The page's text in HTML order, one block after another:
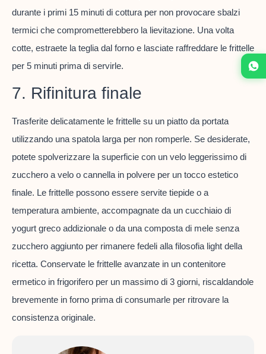
durante i primi 15 minuti di cottura per non provocare sbalzi
termici che comprometterebbero la lievitazione. Una volta
cotte, estraete la teglia dal forno e lasciate raffreddare le frittelle
per 5 minuti prima di servirle.
7. Rifinitura finale
Trasferite delicatamente le frittelle su un piatto da portata
utilizzando una spatola larga per non romperle. Se desiderate,
potete spolverizzare la superficie con un velo leggerissimo di
zucchero a velo o cannella in polvere per un tocco estetico
finale. Le frittelle possono essere servite tiepide o a
temperatura ambiente, accompagnate da un cucchiaio di
yogurt greco addizionale o da una composta di mele senza
zucchero aggiunto per rimanere fedeli alla filosofia light della
ricetta. Conservate le frittelle avanzate in un contenitore
ermetico in frigorifero per un massimo di 3 giorni, riscaldandole
brevemente in forno prima di consumarle per ritrovare la
consistenza originale.